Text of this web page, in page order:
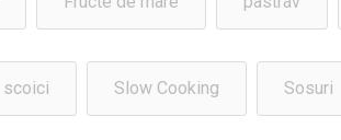
scoici Slow Cooking Sosuri